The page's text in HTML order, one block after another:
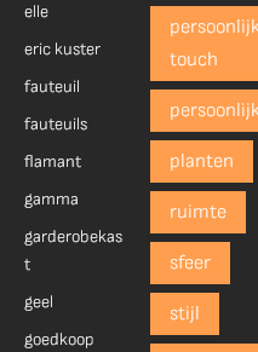
elle
eric kuster
fauteuil
fauteuils
flamant
gamma
garderobekas
t
geel
goedkoop
touch
planten
ruimte
sfeer
stijl